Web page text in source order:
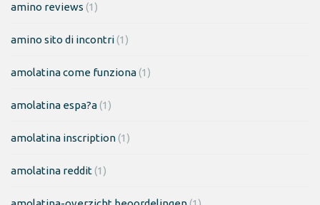
amino reviews (1)
amino sito di incontri(1)
amolatina come funziona(1)
amolatina espa?a(1)
amolatina inscription(1)
amolatina reddit(1)